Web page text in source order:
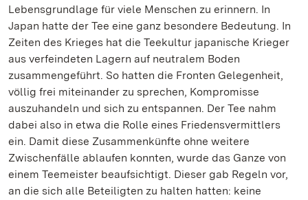
Lebensgrundlage für viele Menschen zu erinnern. In
Japan hatte der Tee eine ganz besondere Bedeutung. In
Zeiten des Krieges hat die Teekultur japanische Krieger
aus verfeindeten Lagern auf neutralem Boden
zusammengeführt. So hatten die Fronten Gelegenheit,
völlig frei miteinander zu sprechen, Kompromisse
auszuhandeln und sich zu entspannen. Der Tee nahm
dabei also in etwa die Rolle eines Friedensvermittlers
ein. Damit diese Zusammenkünfte ohne weitere
Zwischenfälle ablaufen konnten, wurde das Ganze von
einem Teemeister beaufsichtigt. Dieser gab Regeln vor,
an die sich alle Beteiligten zu halten hatten: keine